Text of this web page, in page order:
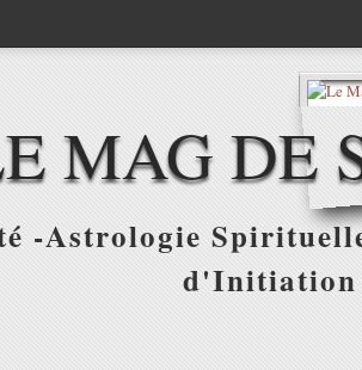
MAG DE
-Astrologie
d'Initiation